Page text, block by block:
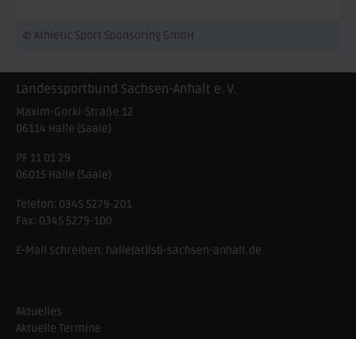
© Athletic Sport Sponsoring GmbH
Landessportbund Sachsen-Anhalt e. V.
Maxim-Gorki-Straße 12
06114 Halle (Saale)
PF 11 01 29
06015 Halle (Saale)
Telefon: 0345 5279-201
Fax: 0345 5279-100
E-Mail schreiben: halle(at)lsb-sachsen-anhalt.de
Aktuelles
Aktuelle Termine